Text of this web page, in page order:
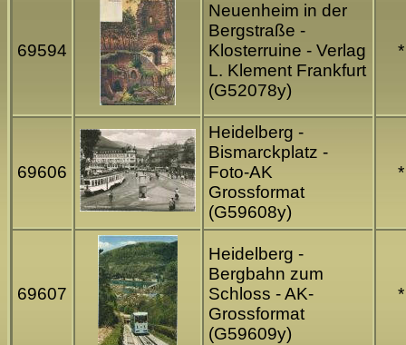
69594
Neuenheim in der
Bergstraße -
Klosterruine - Verlag
L. Klement Frankfurt
(G52078y)
*
69606
Heidelberg -
Bismarckplatz -
Foto-AK
Grossformat
(G59608y)
*
69607
Heidelberg -
Bergbahn zum
Schloss - AK-
Grossformat
(G59609y)
*